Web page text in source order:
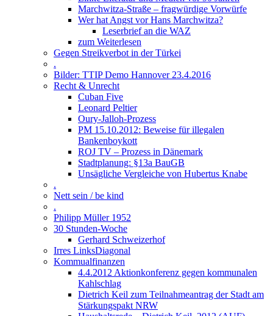
Marchwitza-Straße – fragwürdige Vorwürfe
Wer hat Angst vor Hans Marchwitza?
Leserbrief an die WAZ
zum Weiterlesen
Gegen Streikverbot in der Türkei
.
Bilder: TTIP Demo Hannover 23.4.2016
Recht & Unrecht
Cuban Five
Leonard Peltier
Oury-Jalloh-Prozess
PM 15.10.2012: Beweise für illegalen
Bankenboykott
ROJ TV – Prozess in Dänemark
Stadtplanung: §13a BauGB
Unsägliche Vergleiche von Hubertus Knabe
.
Nett sein / be kind
.
Philipp Müller 1952
30 Stunden-Woche
Gerhard Schweizerhof
Irres LinksDiagonal
Kommualfinanzen
4.4.2012 Aktionkonferenz gegen kommunalen
Kahlschlag
Dietrich Keil zum Teilnahmeantrag der Stadt am
Stärkungspakt NRW